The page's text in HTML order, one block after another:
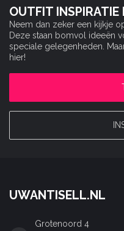
OUTFIT INSPIRATIE
Neem dan zeker een kijkje
Deze staan bomvol ideeën
speciale gelegenheden.
hier!
UWANTISELL.NL
Grotenoord 4